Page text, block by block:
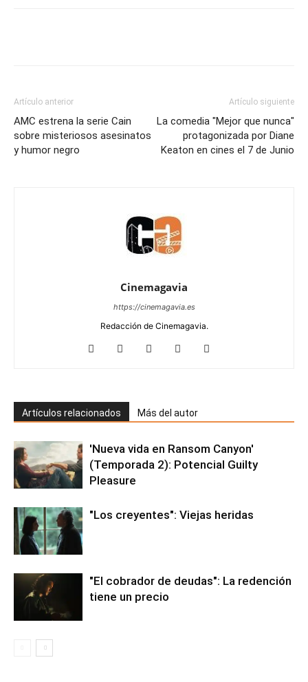
Artículo anterior
AMC estrena la serie Cain
sobre misteriosos asesinatos
y humor negro
Artículo siguiente
La comedia "Mejor que nunca"
protagonizada por Diane
Keaton en cines el 7 de Junio
Cinemagavia
https://cinemagavia.es
Redacción de Cinemagavia.
Artículos relacionados Más del autor
'Nueva vida en Ransom Canyon'
(Temporada 2): Potencial Guilty
Pleasure
"Los creyentes": Viejas heridas
"El cobrador de deudas": La redención
tiene un precio